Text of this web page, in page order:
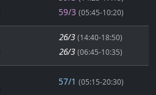
59/3 (05:45-10:20)
26/3 (14:40-18:50)
26/3 (06:45-10:35)
57/1 (05:15-20:30)